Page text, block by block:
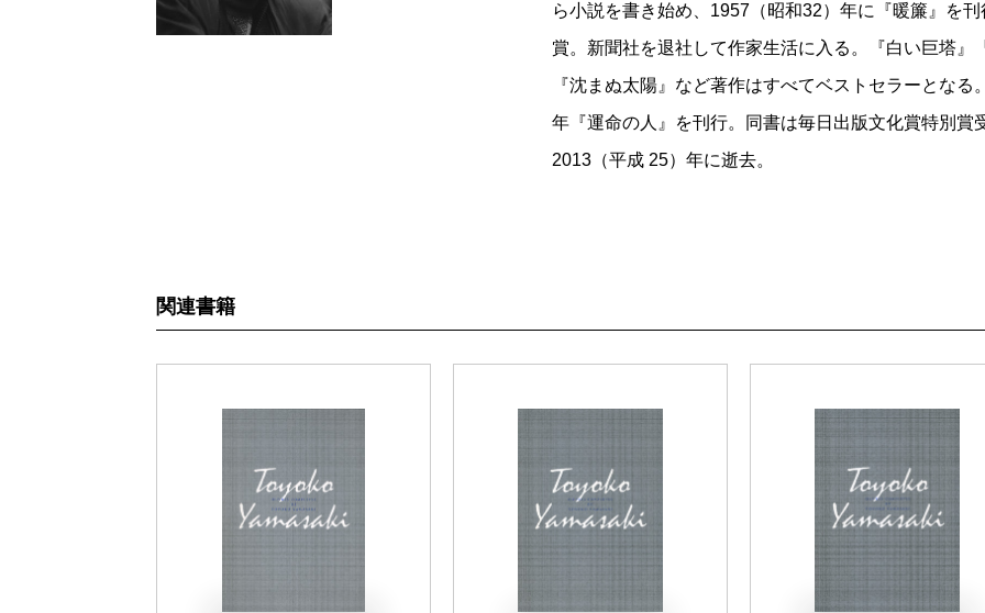
ら小説を書き始め、1957（昭和32）年に『暖簾』を
賞。新聞社を退社して作家生活に入る。『白い巨塔』
『沈まぬ太陽』など著作はすべてベストセラーとな
年『運命の人』を刊行。同書は毎日出版文化賞特別賞
2013（平成 25）年に逝去。
関連書籍